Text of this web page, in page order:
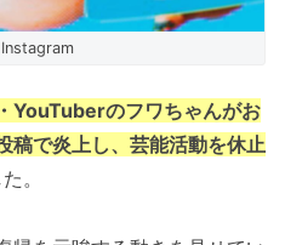
YouTuberのフワちゃんがお
稿で炎上し、芸能活動を休止
。